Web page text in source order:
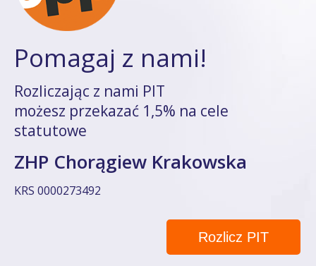
Pomagaj z nami!
Rozliczając z nami PIT
możesz przekazać 1,5% na cele
statutowe
ZHP Chorągiew Krakowska
KRS 0000273492
Rozlicz PIT